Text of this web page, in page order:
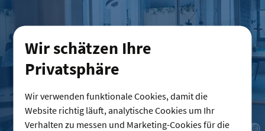
Wir schätzen Ihre
Privatsphäre
Wir verwenden funktionale Cookies, damit die
Website richtig läuft, analytische Cookies um Ihr
Verhalten zu messen und Marketing-Cookies für die